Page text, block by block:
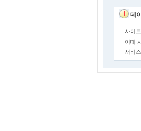
데
사이
이때
서비